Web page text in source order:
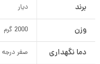
برند دیار
وزن 2000 گرم
دما نگهداری صفر درجه